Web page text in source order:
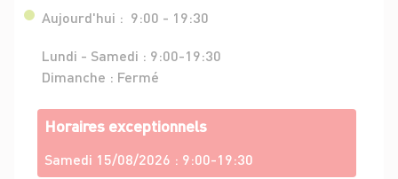
Aujourd'hui : 9:00 - 19:30
Lundi - Samedi : 9:00-19:30
Dimanche : Fermé
Horaires exceptionnels
Samedi 15/08/2026 : 9:00-19:30